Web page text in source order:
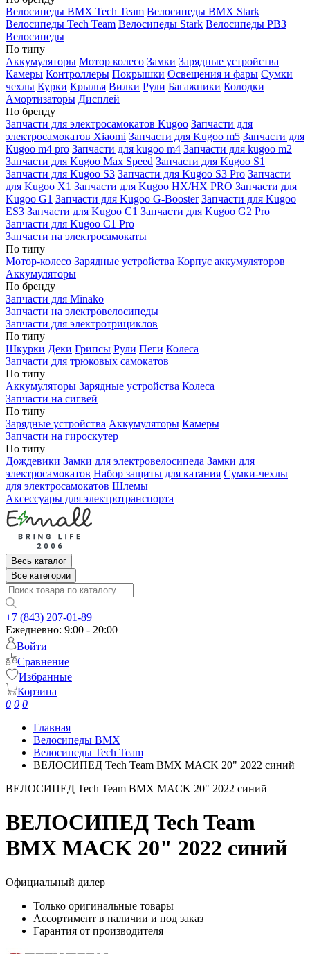
Велосипеды BMX Tech Team Велосипеды BMX Stark
Велосипеды Tech Team Велосипеды Stark Велосипеды РВЗ
Велосипеды
По типу
Аккумуляторы Мотор колесо Замки Зарядные устройства
Камеры Контроллеры Покрышки Освещения и фары Сумки
чехлы Курки Крылья Вилки Рули Багажники Колодки
Амортизаторы Дисплей
По бренду
Запчасти для электросамокатов Kugoo Запчасти для
электросамокатов Xiaomi Запчасти для Kugoo m5 Запчасти для
Кugoo m4 pro Запчасти для kugoo m4 Запчасти для kugoo m2
Запчасти для Kugoo Max Speed Запчасти для Kugoo S1
Запчасти для Kugoo S3 Запчасти для Kugoo S3 Pro Запчасти
для Kugoo X1 Запчасти для Kugoo HX/HX PRO Запчасти для
Kugoo G1 Запчасти для Kugoo G-Booster Запчасти для Kugoo
ES3 Запчасти для Kugoo C1 Запчасти для Kugoo G2 Pro
Запчасти для Kugoo C1 Pro
Запчасти на электросамокаты
По типу
Мотор-колесо Зарядные устройства Корпус аккумуляторов
Аккумуляторы
По бренду
Запчасти для Minako
Запчасти на электровелосипеды
Запчасти для электротрициклов
По типу
Шкурки Деки Грипсы Рули Пеги Колеса
Запчасти для трюковых самокатов
По типу
Аккумуляторы Зарядные устройства Колеса
Запчасти на сигвей
По типу
Зарядные устройства Аккумуляторы Камеры
Запчасти на гироскутер
По типу
Дождевики Замки для электровелосипеда Замки для
электросамокатов Набор защиты для катания Сумки-чехлы
для электросамокатов Шлемы
Аксессуары для электротранспорта
Весь каталог
Все категории
+7 (843) 207-01-89
Ежедневно: 9:00 - 20:00
Войти
Сравнение
Избранные
Корзина
0 0 0
Главная
Велосипеды BMX
Велосипеды Tech Team
ВЕЛОСИПЕД Tech Team BMX MACK 20" 2022 синий
ВЕЛОСИПЕД Tech Team BMX MACK 20" 2022 синий
ВЕЛОСИПЕД Tech Team
BMX MACK 20" 2022 синий
Официальный дилер
Только оригинальные товары
Ассортимент в наличии и под заказ
Гарантия от производителя